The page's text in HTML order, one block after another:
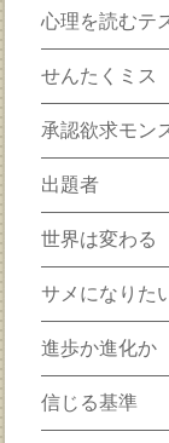
心理を読むテ
せんたくミス
承認欲求モン
出題者
世界は変わる
サメになりた
進歩か進化か
信じる基準